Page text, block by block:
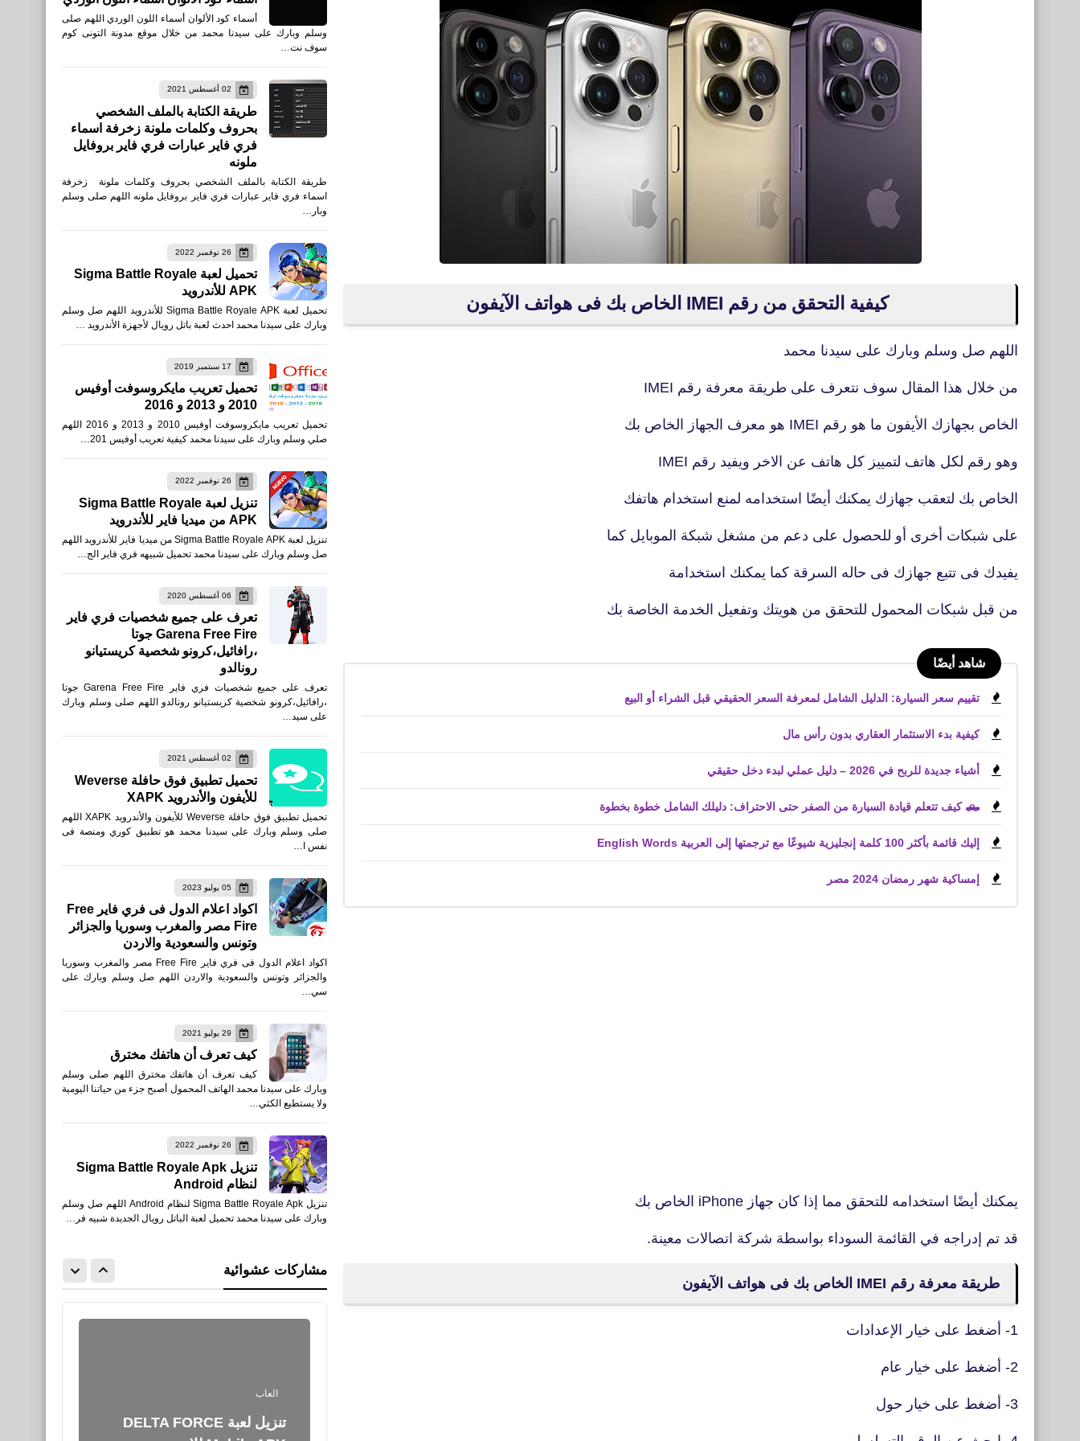
كيفية التحقق من رقم IMEI الخاص بك فى هواتف الآيفون
اللهم صل وسلم وبارك على سيدنا محمد
من خلال هذا المقال سوف نتعرف على طريقة معرفة رقم IMEI
الخاص بجهازك الأيفون ما هو رقم IMEI هو معرف الجهاز الخاص بك
وهو رقم لكل هاتف لتمييز كل هاتف عن الاخر ويفيد رقم IMEI
الخاص بك لتعقب جهازك يمكنك أيضًا استخدامه لمنع استخدام هاتفك
على شبكات أخرى أو للحصول على دعم من مشغل شبكة الموبايل كما
يفيدك فى تتبع جهازك فى حاله السرقة كما يمكنك استخدامة
من قبل شبكات المحمول للتحقق من هويتك وتفعيل الخدمة الخاصة بك
شاهد أيضًا
تقييم سعر السيارة: الدليل الشامل لمعرفة السعر الحقيقي قبل الشراء أو البيع
كيفية بدء الاستثمار العقاري بدون رأس مال
أشياء جديدة للربح في 2026 – دليل عملي لبدء دخل حقيقي
🛻 كيف تتعلم قيادة السيارة من الصفر حتى الاحتراف: دليلك الشامل خطوة بخطوة
إليك قائمة بأكثر 100 كلمة إنجليزية شيوعًا مع ترجمتها إلى العربية English Words
إمساكية شهر رمضان 2024 مصر
يمكنك أيضًا استخدامه للتحقق مما إذا كان جهاز iPhone الخاص بك
قد تم إدراجه في القائمة السوداء بواسطة شركة اتصالات معينة.
طريقة معرفة رقم IMEI الخاص بك فى هواتف الآيفون
1- أضغط على خيار الإعدادات
2- أضغط على خيار عام
3- أضغط على خيار حول
أسماء كود الألوان أسماء اللون الوردي اللهم صلى
وسلم وبارك على سيدنا محمد من خلال موقع مدونة التونى كوم
سوف نت…
02 أغسطس 2021
طريقة الكتابة بالملف الشخصي
بحروف وكلمات ملونة زخرفة اسماء
فري فاير عبارات فري فاير بروفايل
ملونه
طريقة الكتابة بالملف الشخصي بحروف وكلمات ملونة زخرفة
اسماء فري فاير عبارات فري فاير بروفايل ملونه اللهم صلى وسلم
وبار…
26 نوفمبر 2022
تحميل لعبة Sigma Battle Royale
APK للأندرويد
تحميل لعبة Sigma Battle Royale APK للأندرويد اللهم صل وسلم
وبارك على سيدنا محمد احدث لعبة باتل رويال لأجهزة الأندرويد …
17 سبتمبر 2019
تحميل تعريب مايكروسوفت أوفيس
2010 و 2013 و 2016
تحميل تعريب مايكروسوفت أوفيس 2010 و 2013 و 2016 اللهم
صلي وسلم وبارك على سيدنا محمد كيفية تعريب أوفيس 201…
26 نوفمبر 2022
تنزيل لعبة Sigma Battle Royale
APK من ميديا فاير للأندرويد
تنزيل لعبة Sigma Battle Royale APK من ميديا فاير للأندرويد اللهم
صل وسلم وبارك على سيدنا محمد تحميل شبيهه فري فاير الج…
06 أغسطس 2020
تعرف على جميع شخصيات فري فاير
Garena Free Fire جوتا
،رافائيل،كرونو شخصية كريستيانو
رونالدو
تعرف على جميع شخصيات فري فاير Garena Free Fire جوتا
،رافائيل،كرونو شخصية كريستيانو رونالدو اللهم صلى وسلم وبارك
على سيد…
02 أغسطس 2021
تحميل تطبيق فوق حافلة Weverse
للأيفون والأندرويد XAPK
تحميل تطبيق فوق حافلة Weverse للأيفون والأندرويد XAPK اللهم
صلى وسلم وبارك على سيدنا محمد هو تطبيق كوري ومنصة فى
نفس ا…
05 يوليو 2023
اكواد اعلام الدول فى فري فاير Free
Fire مصر والمغرب وسوريا والجزائر
وتونس والسعودية والاردن
اكواد اعلام الدول فى فري فاير Free Fire مصر والمغرب وسوريا
والجزائر وتونس والسعودية والاردن اللهم صل وسلم وبارك على
سي…
29 يوليو 2021
كيف تعرف أن هاتفك مخترق
كيف تعرف أن هاتفك مخترق اللهم صلى وسلم
وبارك على سيدنا محمد الهاتف المحمول أصبح جزء من حياتنا اليومية
ولا يستطيع الكثي…
26 نوفمبر 2022
تنزيل Sigma Battle Royale Apk
لنظام Android
تنزيل Sigma Battle Royale Apk لنظام Android اللهم صل وسلم
وبارك على سيدنا محمد تحميل لعبة الباتل رويال الجديدة شبيه فر…
مشاركات عشوائية
العاب
تنزيل لعبة Prince of Persia:
Lost Crown للأندرويد APK
تنزيل لعبة DELTA FORCE
Mobile APK للاندرويد
العاب
تنزيل لعبة Paint Brawl :
Color of War APK للأندرويد
العاب
تنزيل لعبة Grand Outlaws
APK للأندرويد
العاب
GTA 5 : Mobile MODE APK
للاندرويد تنزيل
تنزيل لعبة Prince of Persia:
Lost Crown للأندرويد APK
العاب
تنزيل لعبة DELTA FORCE